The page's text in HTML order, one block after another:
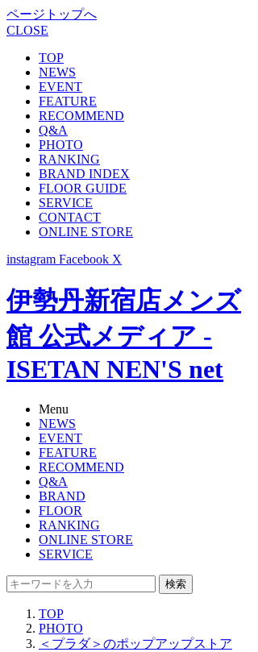
ページトップへ
CLOSE
TOP
NEWS
EVENT
FEATURE
RECOMMEND
Q&A
PHOTO
RANKING
BRAND INDEX
FLOOR GUIDE
SERVICE
CONTACT
ONLINE STORE
instagram Facebook X
伊勢丹新宿店メンズ
館 公式メディア -
ISETAN NEN'S net
Menu
NEWS
EVENT
FEATURE
RECOMMEND
Q&A
BRAND
FLOOR
RANKING
ONLINE STORE
SERVICE
検索
TOP
PHOTO
＜プラダ＞のポップアップストア